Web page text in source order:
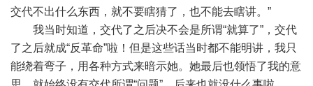
交代不出什么东西，就不要瞎猜了，也不能去瞎讲。”
我当时知道，交代了之后决不会是所谓“就算了”，交代
了之后就成“反革命”啦！但是这些话当时都不能明讲，我只
能绕着弯子，用各种方式来暗示她。她最后也领悟了我的意